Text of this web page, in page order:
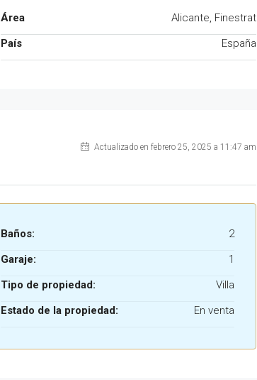
Área
Alicante, Finestrat
País
España
Actualizado en febrero 25, 2025 a 11:47 am
Baños:
2
Garaje:
1
Tipo de propiedad:
Villa
Estado de la propiedad:
En venta